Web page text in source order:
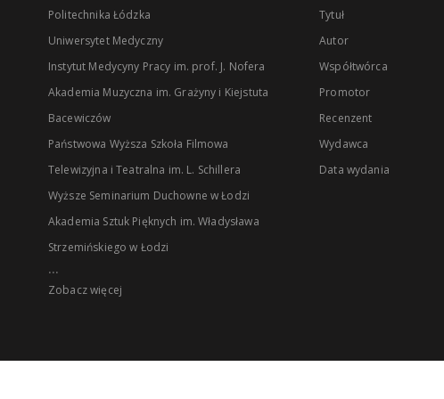
Politechnika Łódzka
Uniwersytet Medyczny
Instytut Medycyny Pracy im. prof. J. Nofera
Akademia Muzyczna im. Grażyny i Kiejstuta
Bacewiczów
Państwowa Wyższa Szkoła Filmowa
Telewizyjna i Teatralna im. L. Schillera
Wyższe Seminarium Duchowne w Łodzi
Akademia Sztuk Pięknych im. Władysława
Strzemińskiego w Łodzi
...
Zobacz więcej
Tytuł
Autor
Współtwórca
Promotor
Recenzent
Wydawca
Data wydania